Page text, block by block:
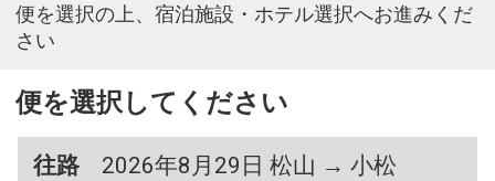
便を選択の上、宿泊施設・ホテル選択へお進みくだ
さい
便を選択してください
往路
2026年8月29日 松山 → 小松